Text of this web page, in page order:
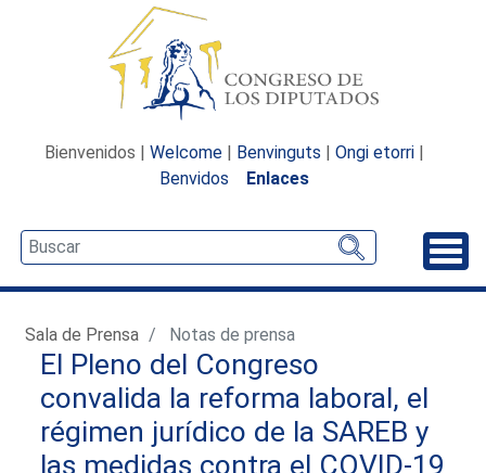
Bienvenidos | Welcome | Benvinguts | Ongi etorri |
Benvidos
Enlaces
Sala de Prensa Notas de prensa
El Pleno del Congreso
convalida la reforma laboral, el
régimen jurídico de la SAREB y
las medidas contra el COVID-19